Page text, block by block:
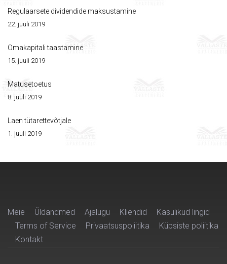
Regulaarsete dividendide maksustamine
22. juuli 2019
Omakapitali taastamine
15. juuli 2019
Matusetoetus
8. juuli 2019
Laen tütarettevõtjale
1. juuli 2019
Meie Üldandmed Ajalugu Kliendid
Kasulikud lingid
Terms of Service
Privaatsuspoliitika
Küpsiste poliitika
Kontakt